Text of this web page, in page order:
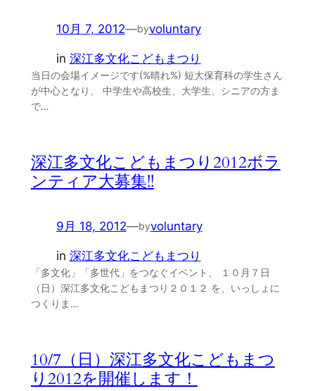
10月 7, 2012—byvoluntary
in 深江多文化こどもまつり
当日の会場イメージです(%晴れ%) 短大保育科の学生さん
が中心となり、 中学生や高校生、大学生、シニアの方ま
で…
深江多文化こどもまつり2012ボラ
ンティア大募集!!
9月 18, 2012—byvoluntary
in 深江多文化こどもまつり
「多文化」「多世代」をつなぐイベント、 １０月７日
（日）深江多文化こどもまつり２０１２ を、いっしょに
つくりま…
10/7（日）深江多文化こどもまつ
り2012を開催します！